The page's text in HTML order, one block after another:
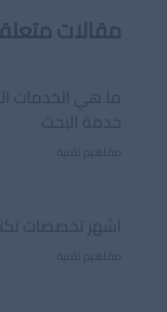
مقالات
ما هي الخدمات
خدمة البحث
مفاهيم تقنية
اشهر تخصصات
مفاهيم تقنية